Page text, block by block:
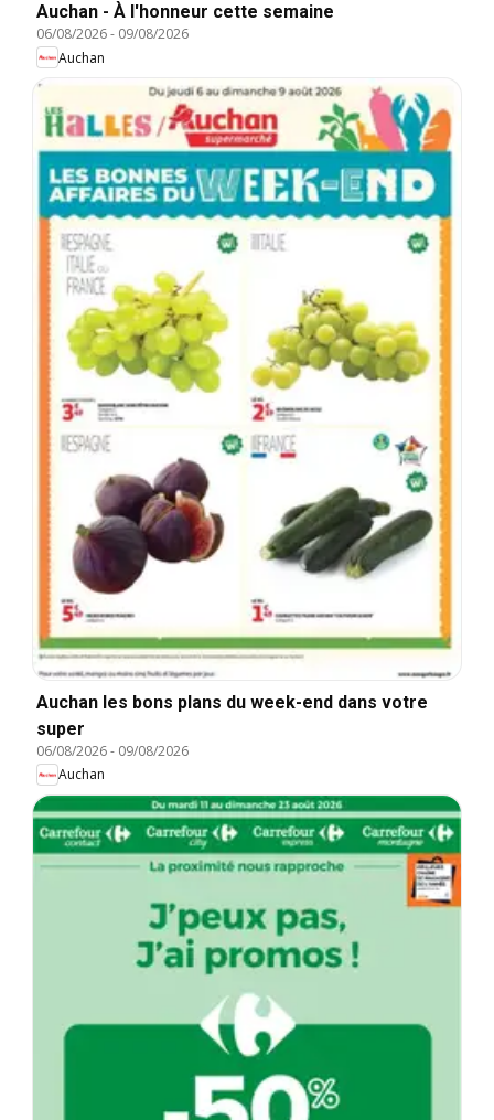
Auchan - À l'honneur cette semaine
06/08/2026- 09/08/2026
Auchan
Auchan les bons plans du week-end dans votre
super
06/08/2026- 09/08/2026
Auchan